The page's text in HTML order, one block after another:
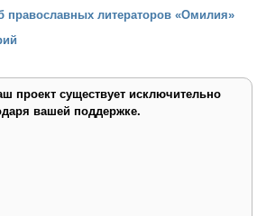
православных литераторов «Омилия»
проект существует исключительно
вашей поддержке.